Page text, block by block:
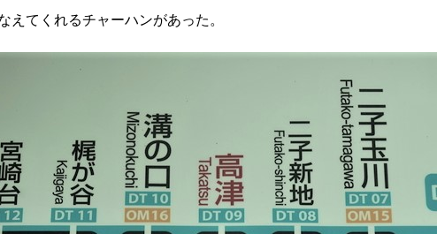
えてくれるチャーハンがあった。